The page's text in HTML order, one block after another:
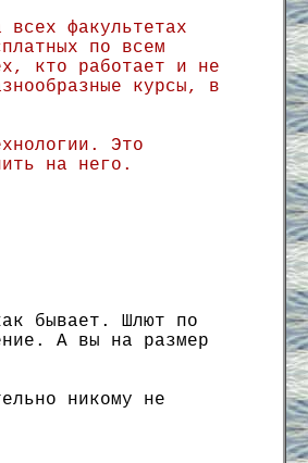
факультетах
по всем
кто работает и не
курсы, в
Это
на него.
бывает. Шлют по
А вы на размер
никому не